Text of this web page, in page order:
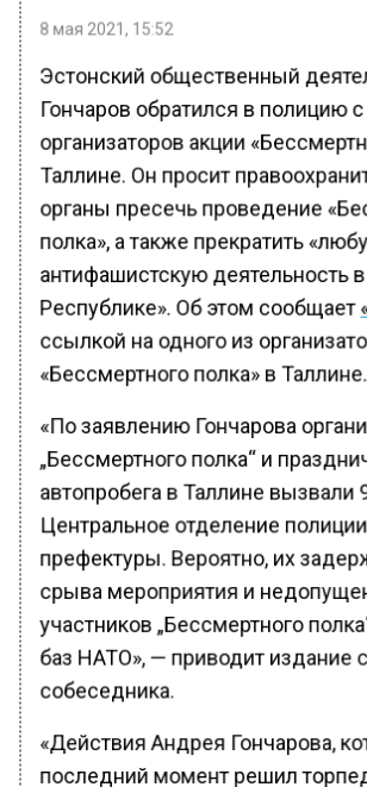
8 мая 2021, 15:52
Эстонский общественный
Гончаров обратился в полицию
организаторов акции
Таллине. Он просит
органы пресечь проведение
полка», а также прекратить
антифашистскую деятельность
Республике». Об этом сообщает
ссылкой на одного из
«Бессмертного полка» в Таллине.
«По заявлению Гончарова
„Бессмертного полка“ и
автопробега в Таллине вызвали
Центральное отделение
префектуры. Вероятно, их
срыва мероприятия и
участников „Бессмертного
баз НАТО», — приводит издание
собеседника.
«Действия Андрея Гончарова,
последний момент решил